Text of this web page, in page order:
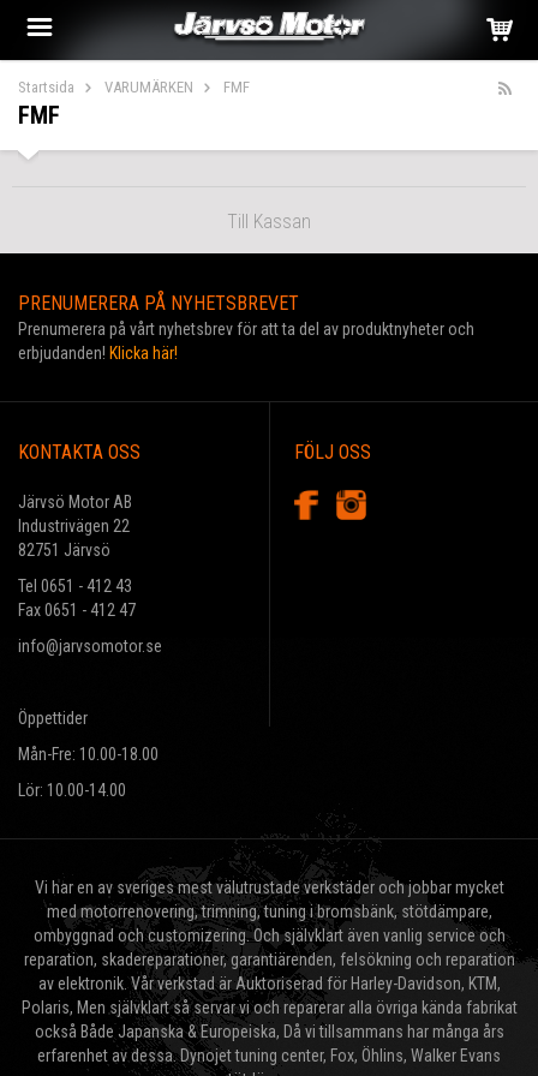
Startsida VARUMÄRKEN FMF
FMF
Till Kassan
PRENUMERERA PÅ NYHETSBREVET
Prenumerera på vårt nyhetsbrev för att ta del av produktnyheter och
erbjudanden! Klicka här!
KONTAKTA OSS
Järvsö Motor AB
Industrivägen 22
82751 Järvsö
Tel 0651 - 412 43
Fax 0651 - 412 47
info@jarvsomotor.se
Öppettider
Mån-Fre: 10.00-18.00
Lör: 10.00-14.00
FÖLJ OSS
Vi har en av sveriges mest välutrustade verkstäder och jobbar mycket
med motorrenovering, trimning, tuning i bromsbänk, stötdämpare,
ombyggnad och customizering. Och självklart även vanlig service och
reparation, skadereparationer, garantiärenden, felsökning och reparation
av elektronik. Vår verkstad är Auktoriserad för Harley-Davidson, KTM,
Polaris, Men självklart så servar vi och reparerar alla övriga kända fabrikat
också Både Japanska & Europeiska, Då vi tillsammans har många års
erfarenhet av dessa. Dynojet tuning center, Fox, Öhlins, Walker Evans